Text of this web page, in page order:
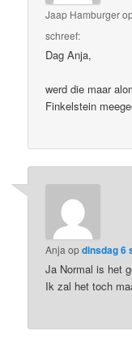
Jaap Hamburger
schreef:
Dag Anja,
werd die maar
Finkelstein
Anja opdinsdag 6
Ja Normal is het
Ik zal het toch